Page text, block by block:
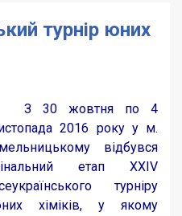
турнір юних
30 жовтня по 4
2016 року у м.
відбувся
етап ХХІV
турніру
хіміків, у якому